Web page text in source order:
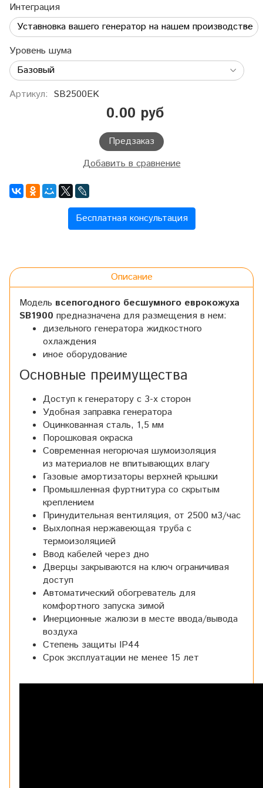
Интеграция
Уровень шума
Артикул: SB2500EK
0.00 руб
Предзаказ
Добавить в сравнение
Бесплатная консультация
Описание
Модель всепогодного бесшумного еврокожуха
SB1900 предназначена для размещения в нем:
дизельного генератора жидкостного
охлаждения
иное оборудование
Основные преимущества
Доступ к генератору с 3-х сторон
Удобная заправка генератора
Оцинкованная сталь, 1,5 мм
Порошковая окраска
Современная негорючая шумоизоляция
из материалов не впитывающих влагу
Газовые амортизаторы верхней крышки
Промышленная фуртнитура со скрытым
креплением
Принудительная вентиляция, от 2500 м3/час
Выхлопная нержавеющая труба с
термоизоляцией
Ввод кабелей через дно
Дверцы закрываются на ключ ограничивая
доступ
Автоматический обогреватель для
комфортного запуска зимой
Инерционные жалюзи в месте ввода/вывода
воздуха
Степень защиты IP44
Срок эксплуатации не менее 15 лет